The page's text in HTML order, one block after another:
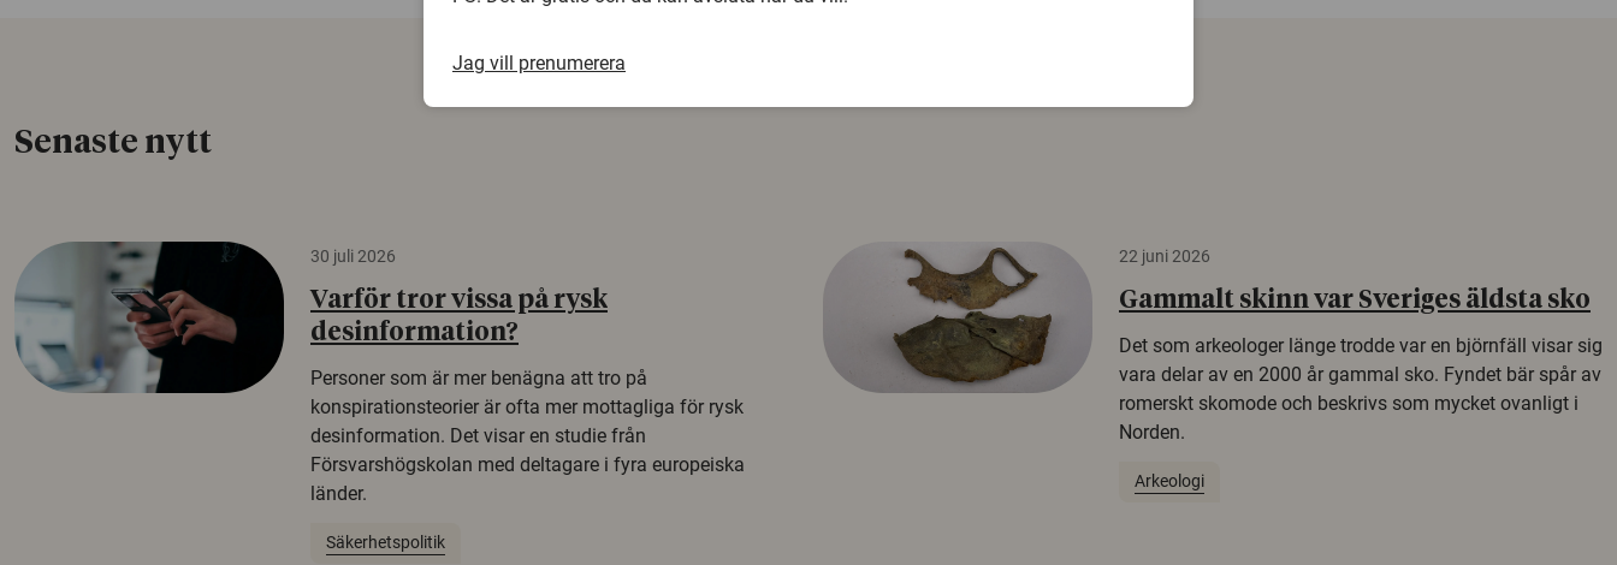
Senaste nytt
30 juli 2026
Varför tror vissa på rysk
desinformation?
Personer som är mer benägna att tro på
konspirationsteorier är ofta mer mottagliga för rysk
desinformation. Det visar en studie från
Försvarshögskolan med deltagare i fyra europeiska
länder.
Säkerhetspolitik
22 juni 2026
Gammalt skinn var Sveriges äldsta sko
Det som arkeologer länge trodde var en björnfäll visar sig
vara delar av en 2000 år gammal sko. Fyndet bär spår av
romerskt skomode och beskrivs som mycket ovanligt i
Norden.
Arkeologi
Jag vill prenumerera